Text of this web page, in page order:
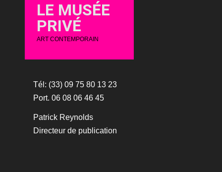
LE MUSÉE
PRIVÉ
ART CONTEMPORAIN
Tél: (33) 09 75 80 13 23
Port. 06 08 06 46 45
Patrick Reynolds
Directeur de publication